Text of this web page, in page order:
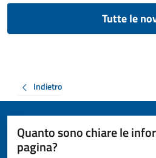
Tutte le
Indietro
Quanto sono chiare le
pagina?